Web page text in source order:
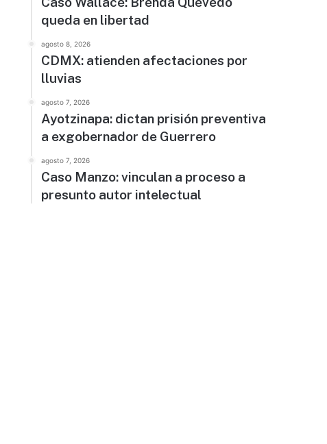
queda en libertad
agosto 8, 2026
CDMX: atienden afectaciones por
lluvias
agosto 7, 2026
Ayotzinapa: dictan prisión preventiva
a exgobernador de Guerrero
agosto 7, 2026
Caso Manzo: vinculan a proceso a
presunto autor intelectual